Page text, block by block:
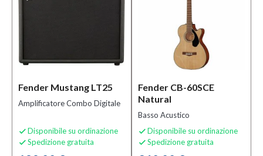
Fender Mustang LT25
Amplificatore Combo Digitale
 Disponibile su ordinazione
 Spedizione gratuita
Fender CB-60SCE
Natural
Basso Acustico
 Disponibile su ordinazione
 Spedizione gratuita